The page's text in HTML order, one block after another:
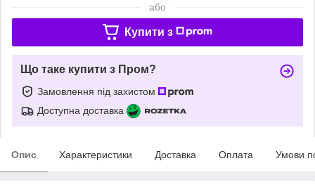
або
Купити з
Що таке купити з Пром?
Замовлення під захистом
Доступна доставка
Опис Характеристики Доставка Оплата Умови